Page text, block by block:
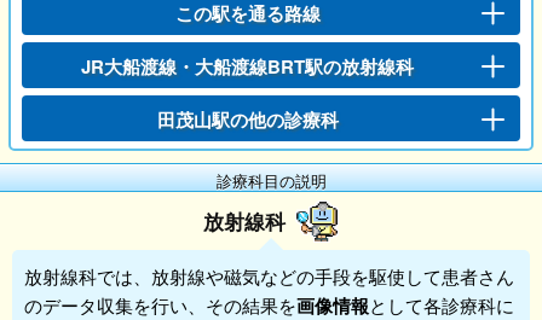
この駅を通る路線
JR大船渡線・大船渡線BRT駅の放射線科
田茂山駅の他の診療科
診療科目の説明
放射線科
放射線科では、放射線や磁気などの手段を駆使して患者さん
のデータ収集を行い、その結果を画像情報として各診療科に